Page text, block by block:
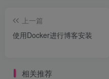
上一篇
使用Docker进行博客安装
相关推荐